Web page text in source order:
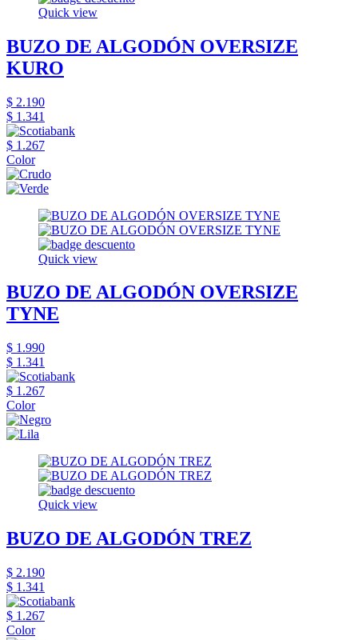
Quick view
BUZO DE ALGODÓN OVERSIZE
KURO
$ 2.190
$ 1.341
$ 1.267
Color
Quick view
BUZO DE ALGODÓN OVERSIZE
TYNE
$ 1.990
$ 1.341
$ 1.267
Color
Quick view
BUZO DE ALGODÓN TREZ
$ 2.190
$ 1.341
$ 1.267
Color